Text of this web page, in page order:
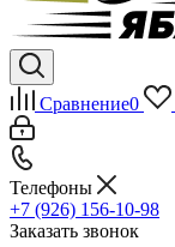
Сравнение0
Телефоны
+7 (926) 156-10-98
Заказать звонок